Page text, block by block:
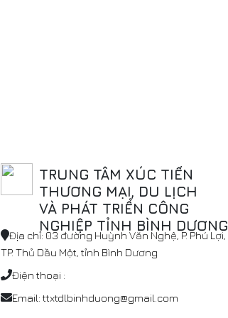
TRUNG TÂM XÚC TIẾN
THƯƠNG MẠI, DU LỊCH
VÀ PHÁT TRIỂN CÔNG
NGHIỆP TỈNH BÌNH DƯƠNG
Địa chỉ: 03 đường Huỳnh Văn Nghệ, P. Phú Lợi,
TP. Thủ Dầu Một, tỉnh Bình Dương
Điện thoại :
Email: ttxtdlbinhduong@gmail.com